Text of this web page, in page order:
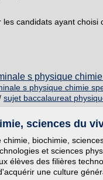
les candidats ayant
s physique
s physique chimie
sujet baccalaureat
sciences du
chimie, biochimie,
et sciences
élèves des filières
une culture